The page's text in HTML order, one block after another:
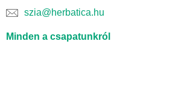
szia@herbatica.hu
Minden a csapatunkról